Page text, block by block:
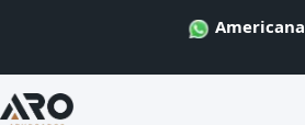
Americana